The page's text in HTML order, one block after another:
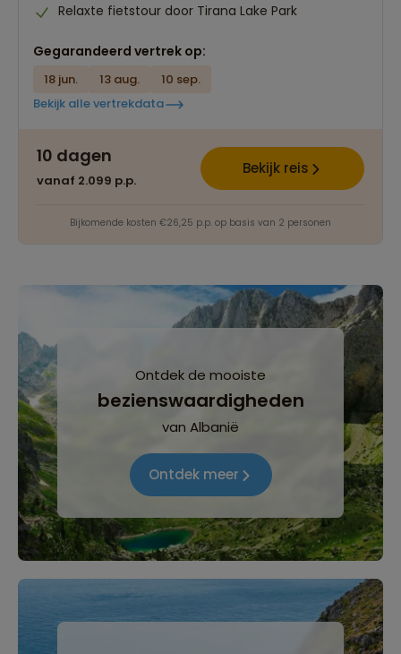
Relaxte fietstour door Tirana Lake Park
Gegarandeerd vertrek op:
18 jun. 13 aug.
10 sep.
Bekijk alle vertrekdata
10 dagen
vanaf 2.099 p.p.
Bekijk reis
Bijkomende kosten €26,25 p.p. op basis van 2 personen
Ontdek de mooiste
bezienswaardigheden
van Albanië
Ontdek meer